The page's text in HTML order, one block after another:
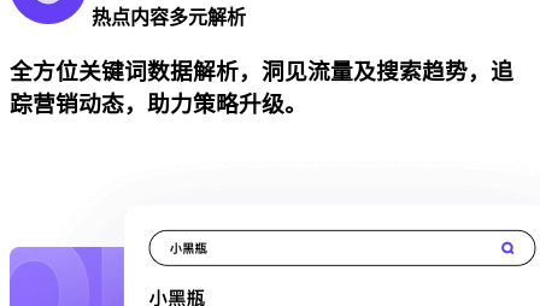
热点内容多元解析
全方位关键词数据解析，洞见流量及搜索趋势，追
踪营销动态，助力策略升级。